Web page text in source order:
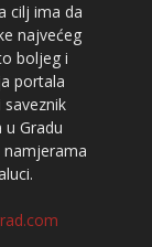
cilj ima da
najvećeg
boljeg i
portala
u Gradu